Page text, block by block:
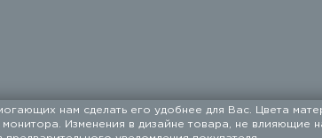
с 1994 года.
нам сделать его удобнее для Вас. Цвета
Изменения в дизайне товара, не влияющие